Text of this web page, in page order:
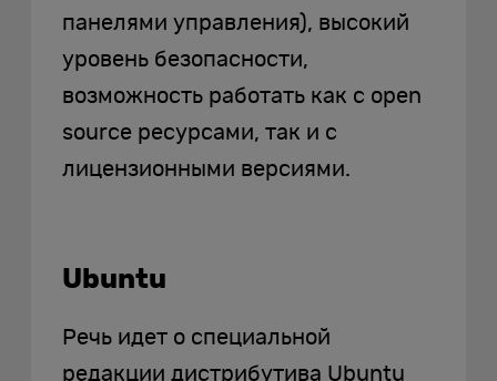
панелями управления), высокий
уровень безопасности,
возможность работать как с open
source ресурсами, так и с
лицензионными версиями.
Ubuntu
Речь идет о специальной
редакции дистрибутива Ubuntu